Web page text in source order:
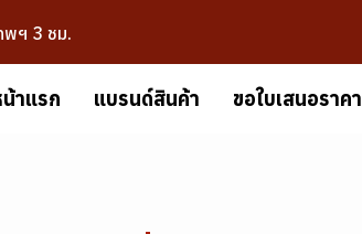
พฯ 3 ชม.
าแรก แบรนด์สินค้า ขอใบเสนอราคา